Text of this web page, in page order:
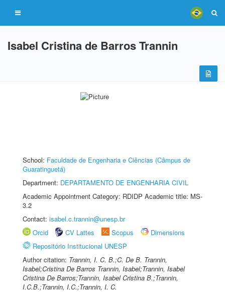
Isabel Cristina de Barros Trannin
School: Faculdade de Engenharia e Ciências (Câmpus de
Guaratinguetá)
Department: DEPARTAMENTO DE ENGENHARIA CIVIL
Academic Appointment Category: RDIDP Academic title: MS-
3.2
Contact: isabel.c.trannin@unesp.br
Orcid
CV Lattes Scopus
Dimensions
Repositório Institucional UNESP
Author citation: Trannin, I. C. B.;C. De B. Trannin,
Isabel;Cristina De Barros Trannin, Isabel;Trannin, Isabel
Cristina De Barros;Trannin, Isabel Cristina B.;Trannin,
I.C.B.;Trannin, I.C.;Trannin, I. C.